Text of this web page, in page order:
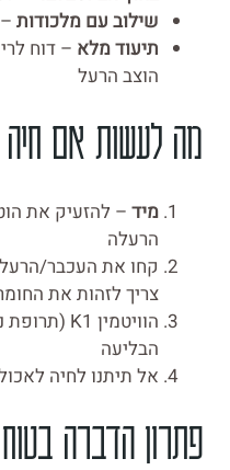
שילוב עם מלכודות
תיעוד מלא – דוח
הוצב הרעל
מה לעשות אם
מיד – להזעיק את
הרעלה
קחו את העכבר/הרעל
צריך לזהות את
הבליעה
אל תיתנו לחיה
פתרון הדברה בטוח